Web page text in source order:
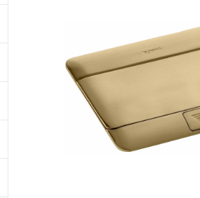
hviezdičiek.